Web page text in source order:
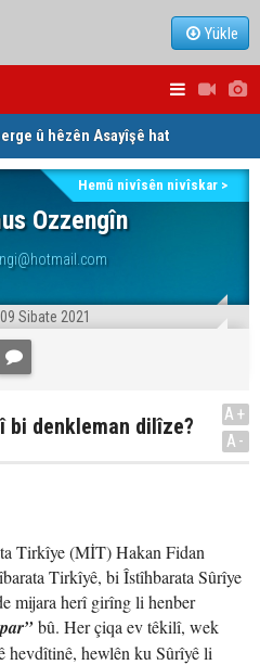
Yükle
û hêzên Asayîşê hat
Ozzengîn
Hemû nivîsên nivîskar >
09 Sibate 2021
bi denkleman dilîze?
A+
A-
Tirkîye (MİT) Hakan Fidan
Tirkîyê, bi Îstîhbarata Sûrîye
mijara herî girîng li henber
bû. Her çiqa ev têkilî, wek
hevdîtinê, hewlên ku Sûrîyê li